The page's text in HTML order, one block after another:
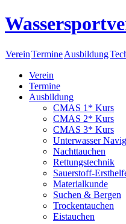
VereinTermineAusbildung
Verein
Termine
Ausbildung
CMAS 1* Kurs
CMAS 2* Kurs
CMAS 3* Kurs
Unterwasser
Nachttauchen
Rettungstechnik
Sauerstoff-
Materialkunde
Suchen & Bergen
Trockentauchen
Eistauchen